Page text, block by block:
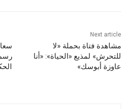
Next article
مشاهدة فتاة بحملة «لا
للتحرش» لمذيع «الحياة»: «أنا
عاوزة أبوسك»